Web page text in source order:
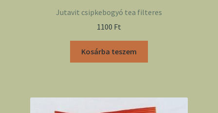
Jutavit csipkebogyó tea filteres
1100 Ft
Kosárba teszem